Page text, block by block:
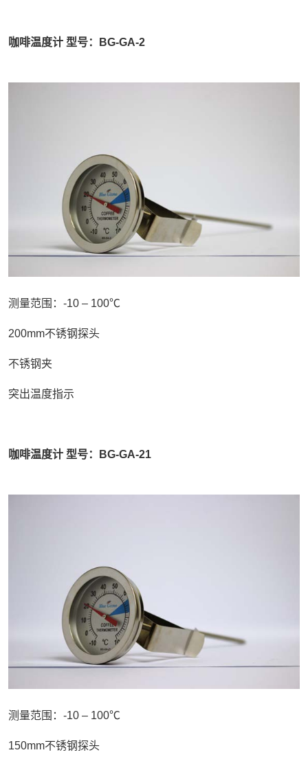
咖啡温度计 型号：BG-GA-2
测量范围：-10 – 100℃
200mm不锈钢探头
不锈钢夹
突出温度指示
咖啡温度计 型号：BG-GA-21
测量范围：-10 – 100℃
150mm不锈钢探头